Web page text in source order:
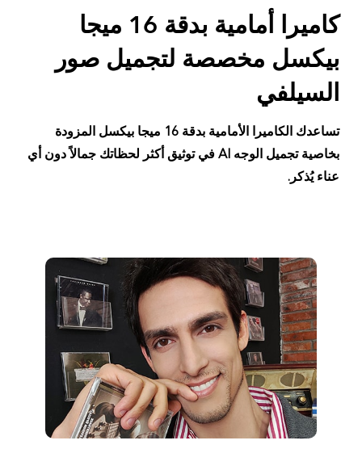
كاميرا أمامية بدقة 16 ميجا
بيكسل مخصصة لتجميل صور
السيلفي
تساعدك الكاميرا الأمامية بدقة 16 ميجا بيكسل المزودة
بخاصية تجميل الوجه AI في توثيق أكثر لحظاتك جمالاً دون أي
عناء يُذكر.